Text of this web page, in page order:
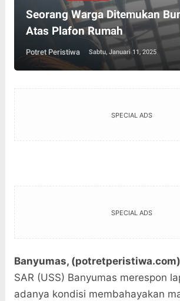
Seorang Warga Ditemukan
Atas Plafon Rumah
Potret Peristiwa Sabtu, Januari 11, 2025
SPECIAL ADS
SPECIAL ADS
Banyumas,
SAR (USS) Banyumas merespon
adanya kondisi membahayakan